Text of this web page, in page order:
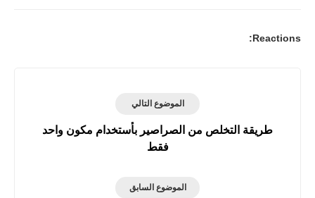
Reactions:
الموضوع التالي
طريقة التخلص من الصراصير بأستخدام مكون واحد
فقط
الموضوع السابق